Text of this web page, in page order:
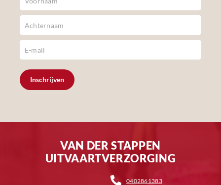
Footer
Inschrijven
VAN DER STAPPEN
UITVAARTVERZORGING
0402861383